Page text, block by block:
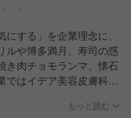
にする」を企業理念に、
ルや博多満月、寿司の惑
き肉チョモランマ、懐石
ではイデア美容皮膚科ク
もっと読む